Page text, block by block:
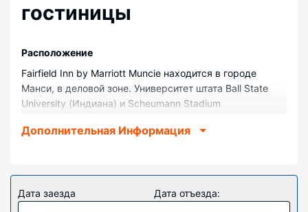
гостиницы
Pасположение
Fairfield Inn by Marriott Muncie находится в городе
Манси, в деловой зоне. Университет штата Ball State
University (Индиана) и Scheumann Stadium
— вариант с прекрасным расположением: Cardinal
Почувствуйте себя как дома в одном из 47 номеров,
Дополнительная Информация
Дата заезда Дата отъезда: